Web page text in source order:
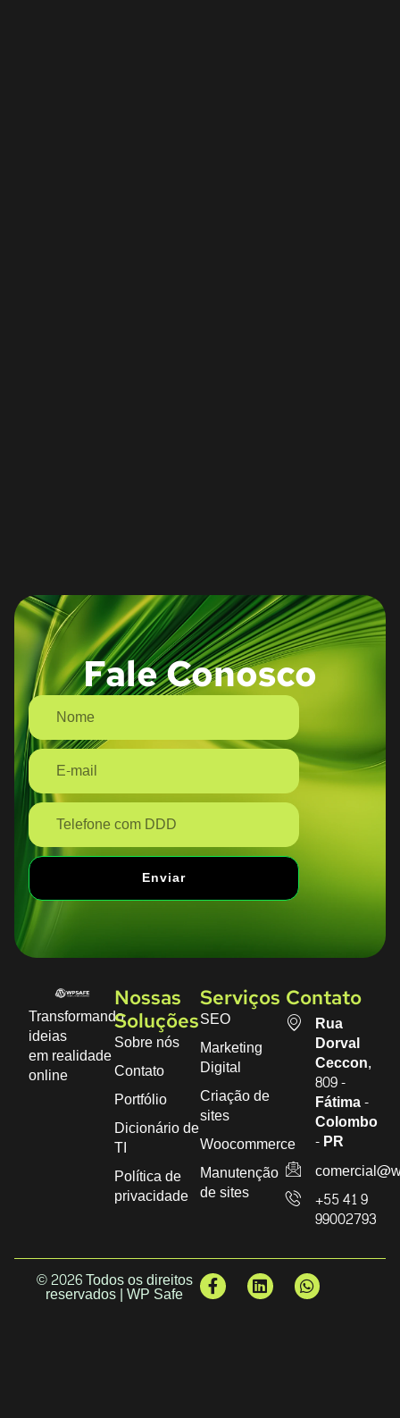
Fale Conosco
Enviar
Transformando
ideias
em realidade
online
Nossas
Soluções
Sobre nós
Contato
Portfólio
Dicionário de
TI
Política de
privacidade
Serviços
SEO
Marketing
Digital
Criação de
sites
Woocommerce
Manutenção
de sites
Contato
Rua
Dorval
Ceccon,
809 -
Fátima -
Colombo
- PR
+55 41 9
99002793
© 2026 Todos os direitos
reservados | WP Safe